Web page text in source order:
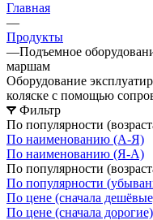
Главная
—
Продукты
—Подъемное
маршам
Оборудование
коляске с помощью
Фильтр
По популярности
По наименованию (А-Я)
По наименованию (Я-А)
По популярности
По популярности
По цене (сначала
По цене (сначала дорогие)